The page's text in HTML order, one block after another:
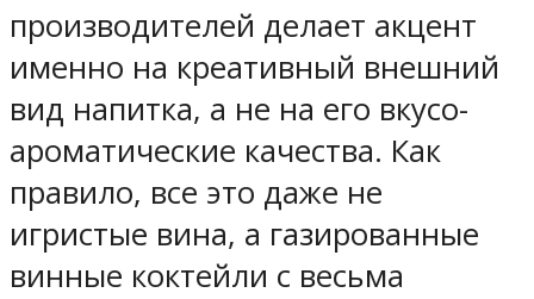
производителей делает акцент
именно на креативный внешний
вид напитка, а не на его вкусо-
ароматические качества. Как
правило, все это даже не
игристые вина, а газированные
винные коктейли с весьма